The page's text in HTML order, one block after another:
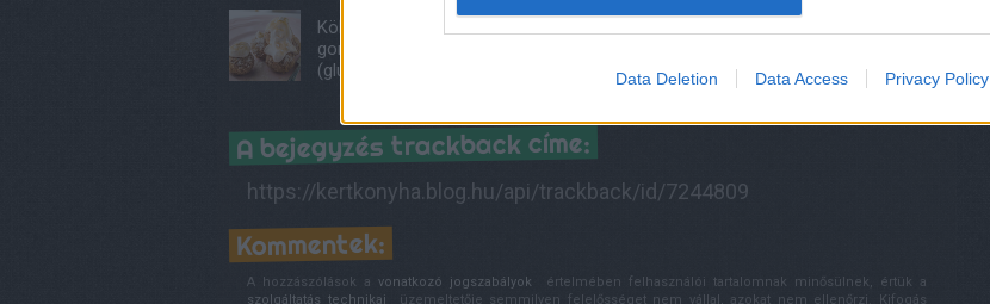
Data Deletion Data Access Privacy Policy
Kölestúró-
gombóc
(gluténmentes)
Színpompás
Vegán digestive
A bejegyzés trackback címe:
https://kertkonyha.blog.hu/api/trackback/id/7244809
Kommentek:
A hozzászólások a vonatkozó jogszabályok értelmében felhasználói tartalomnak minősülnek, értük a
szolgáltatás technikai üzemeltetője semmilyen felelősséget nem vállal, azokat nem ellenőrzi. Kifogás